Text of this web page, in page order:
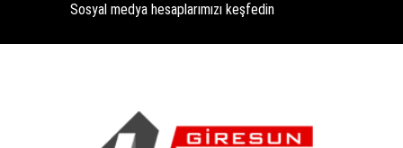
Sosyal medya hesaplarımızı keşfedin